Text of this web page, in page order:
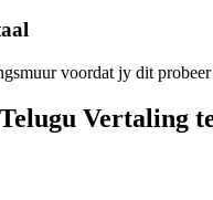
voordat jy dit
Vertaling